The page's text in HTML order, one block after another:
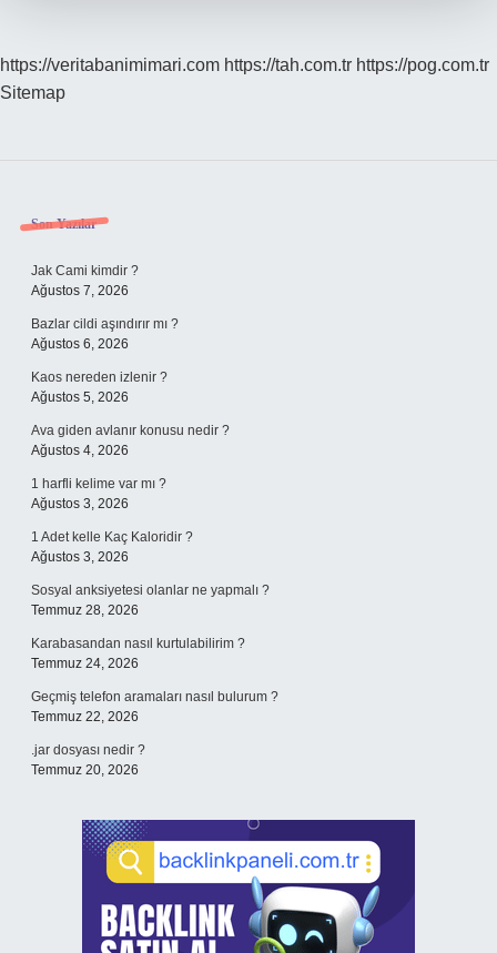
https://veritabanimimari.com https://tah.com.tr https://pog.com.tr
Sitemap
Sidebar
Son Yazılar
Jak Cami kimdir ?
Ağustos 7, 2026
Bazlar cildi aşındırır mı ?
Ağustos 6, 2026
Kaos nereden izlenir ?
Ağustos 5, 2026
Ava giden avlanır konusu nedir ?
Ağustos 4, 2026
1 harfli kelime var mı ?
Ağustos 3, 2026
1 Adet kelle Kaç Kaloridir ?
Ağustos 3, 2026
Sosyal anksiyetesi olanlar ne yapmalı ?
Temmuz 28, 2026
Karabasandan nasıl kurtulabilirim ?
Temmuz 24, 2026
Geçmiş telefon aramaları nasıl bulurum ?
Temmuz 22, 2026
.jar dosyası nedir ?
Temmuz 20, 2026